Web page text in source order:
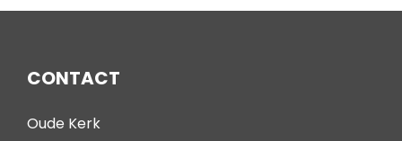
CONTACT
Oude Kerk